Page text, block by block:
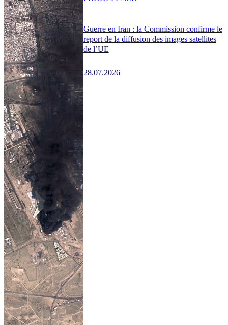
Guerre en Iran : la Commission confirme le
report de la diffusion des images satellites
de l’UE
28.07.2026